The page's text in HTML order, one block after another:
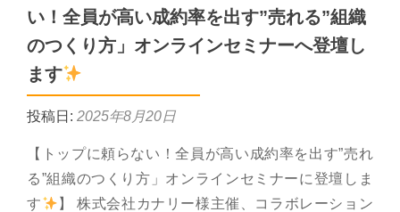
い！全員が高い成約率を出す”売れる”組織
のつくり方」オンラインセミナーへ登壇し
ます
投稿日: 2025年8月20日
【トップに頼らない！全員が高い成約率を出す”売れ
る”組織のつくり方」オンラインセミナーに登壇しま
す
】 株式会社カナリー様主催、コラボレーション